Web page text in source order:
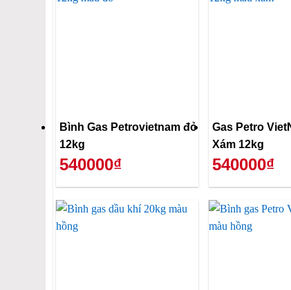
Bình Gas Petrovietnam đỏ
12kg
540000₫
Gas Petro
Xám 12kg
540000₫